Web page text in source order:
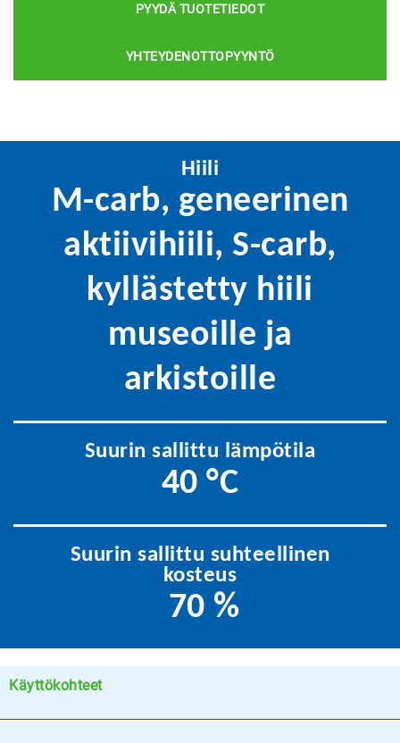
PYYDÄ TUOTETIEDOT
YHTEYDENOTTOPYYNTÖ
Hiili
M-carb, geneerinen
aktiivihiili, S-carb,
kyllästetty hiili
museoille ja
arkistoille
Suurin sallittu lämpötila
40 °C
Suurin sallittu suhteellinen
kosteus
70 %
Käyttökohteet